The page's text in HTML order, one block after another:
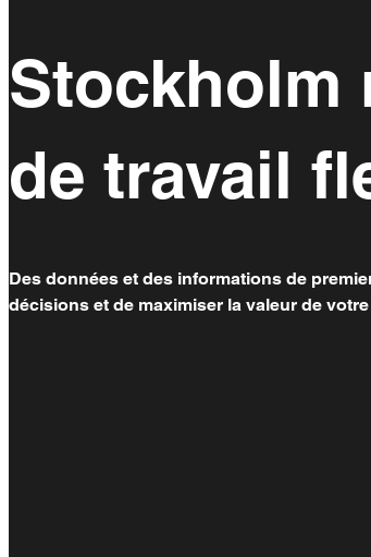
Stockholm
de travail
Des données et des informations de
décisions et de maximiser la valeur de